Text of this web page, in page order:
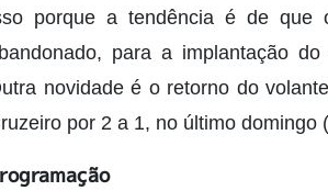
porque a tendência é de que
para a implantação
novidade é o retorno do
por 2 a 1, no último domingo